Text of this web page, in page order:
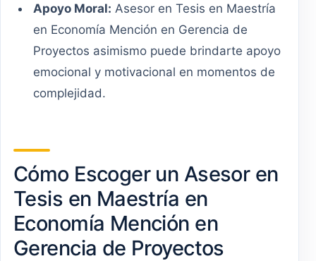
Apoyo Moral: Asesor en Tesis en Maestría
en Economía Mención en Gerencia de
Proyectos asimismo puede brindarte apoyo
emocional y motivacional en momentos de
complejidad.
Cómo Escoger un Asesor en
Tesis en Maestría en
Economía Mención en
Gerencia de Proyectos